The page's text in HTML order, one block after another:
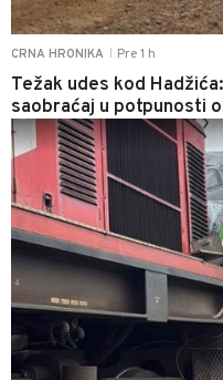
CRNA HRONIKA Pre 1 h
Težak udes kod
saobraćaj u potpunosti